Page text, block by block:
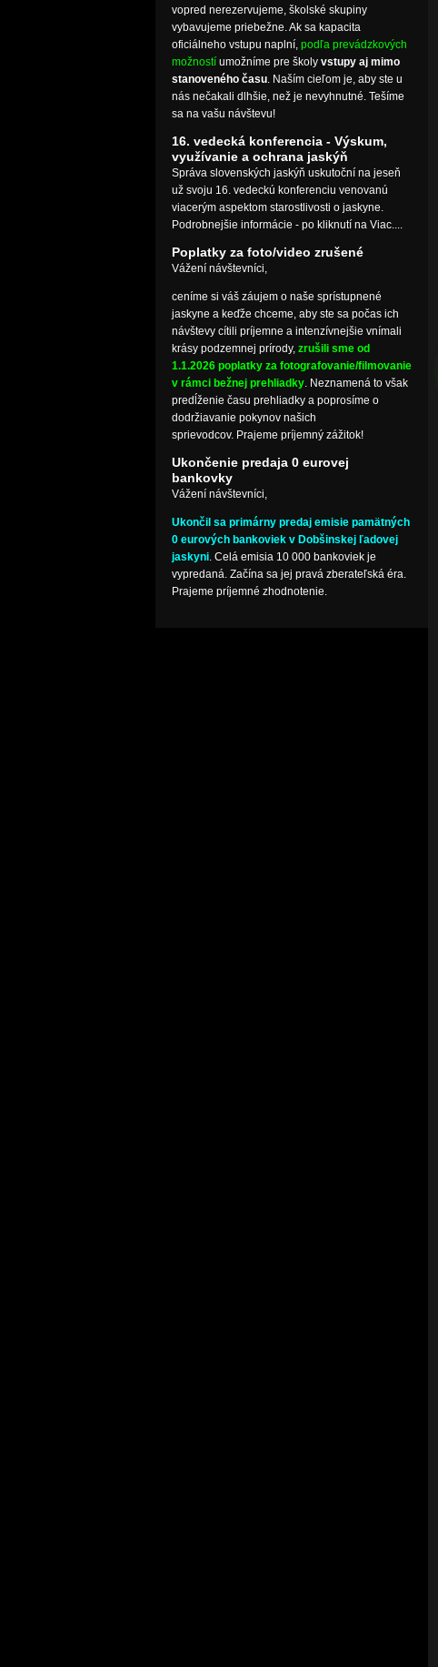
vopred nerezervujeme, školské skupiny
vybavujeme priebežne. Ak sa kapacita
oficiálneho vstupu naplní, podľa prevádzkových
možnostíumožníme pre školy vstupy aj mimo
stanoveného času. Naším cieľom je, aby ste u
nás nečakali dlhšie, než je nevyhnutné. Tešíme
sa na vašu návštevu!
16. vedecká konferencia - Výskum,
využívanie a ochrana jaskýň
Správa slovenských jaskýň uskutoční na jeseň
už svoju 16. vedeckú konferenciu venovanú
viacerým aspektom starostlivosti o jaskyne.
Podrobnejšie informácie - po kliknutí na Viac....
Poplatky za foto/video zrušené
Vážení návštevníci,
ceníme si váš záujem o naše sprístupnené
jaskyne a keďže chceme, aby ste sa počas ich
návštevy cítili príjemne a intenzívnejšie vnímali
krásy podzemnej prírody, zrušili sme od
1.1.2026 poplatky za fotografovanie/filmovanie
v rámci bežnej prehliadky. Neznamená to však
predĺženie času prehliadky a poprosíme o
dodržiavanie pokynov našich
sprievodcov. Prajeme príjemný zážitok!
Ukončenie predaja 0 eurovej
bankovky
Vážení návštevníci,
Ukončil sa primárny predaj emisie pamätných
0 eurových bankoviek v Dobšinskej ľadovej
jaskyni. Celá emisia 10 000 bankoviek je
vypredaná. Začína sa jej pravá zberateľská éra.
Prajeme príjemné zhodnotenie.